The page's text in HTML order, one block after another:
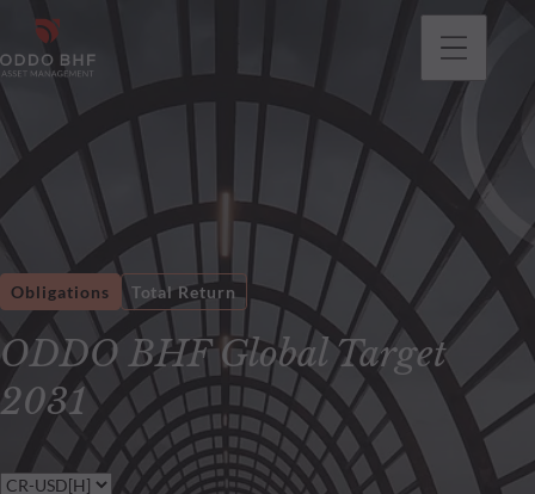
ODDO BHF Global Target
2031
Obligations Total Return